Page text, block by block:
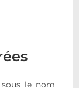
le nom